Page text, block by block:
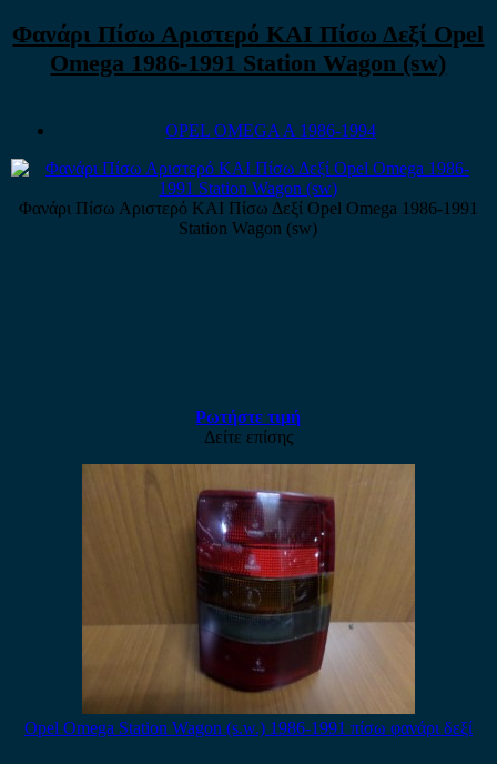
Φανάρι Πίσω Αριστερό ΚΑΙ Πίσω Δεξί Opel
Omega 1986-1991 Station Wagon (sw)
OPEL OMEGA A 1986-1994
Φανάρι Πίσω Αριστερό ΚΑΙ Πίσω Δεξί Opel Omega 1986-1991
Station Wagon (sw)
Ρωτήστε τιμή
Δείτε επίσης
Opel Omega Station Wagon (s.w.) 1986-1991 πίσω φανάρι δεξί